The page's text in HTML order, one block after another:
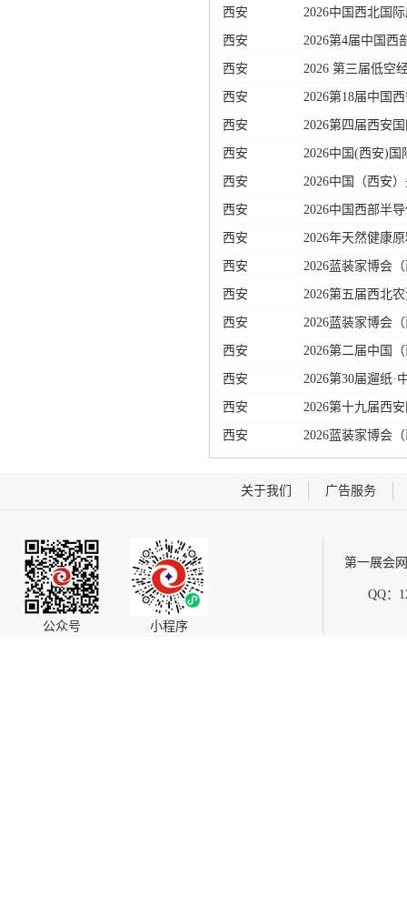
西安
2026中国西北国
消防技术装备展
西安 2026第4届中国西
西安 2026 第三届低空
西安 2026第18届中国
西安 2026第四届西安
西安 2026中国(西安)
西安
2026中国（西安
科技产业博览会
西安
2026中国西部半
国（西安）电子
西安 2026年天然健康
西安 2026蓝装家博会
西安 2026第五届西北
西安 2026蓝装家博会
西安 2026第二届中国
西安
2026第30届遛纸·
览会
西安
2026第十九届西
车文化嘉年华
西安 2026蓝装家博会
关于我们 广告服务
公众号 小程序
第一展会
QQ：